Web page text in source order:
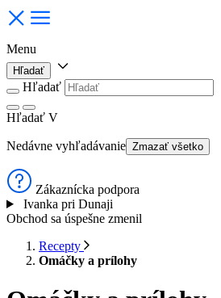
Menu
Hľadať
Hľadať
Hľadať V
Nedávne vyhľadávanie Zmazať všetko
Zákaznícka podpora
Ivanka pri Dunaji
Obchod sa úspešne zmenil
Recepty
Omáčky a prílohy